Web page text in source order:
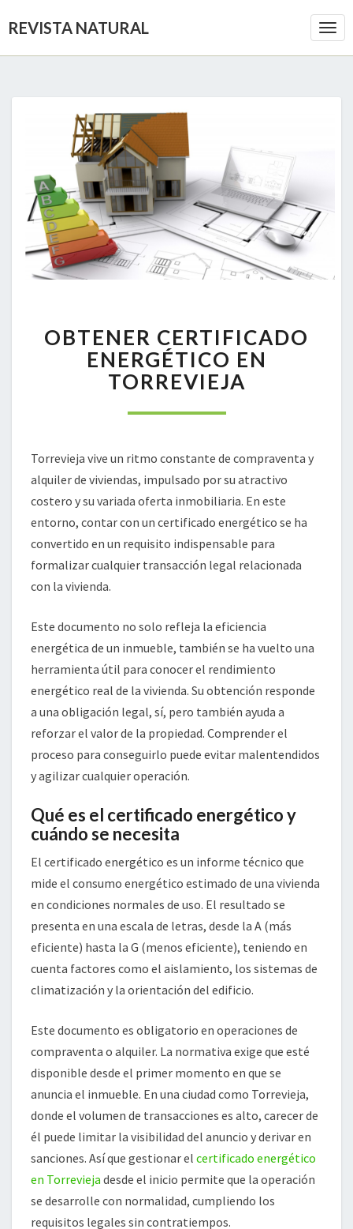
REVISTA NATURAL
CERTIFICADO
ENERGÉTICO
EN
TORREVIEJA
OBTENER CERTIFICADO
ENERGÉTICO EN
TORREVIEJA
Torrevieja vive un ritmo constante de compraventa y
alquiler de viviendas, impulsado por su atractivo
costero y su variada oferta inmobiliaria. En este
entorno, contar con un certificado energético se ha
convertido en un requisito indispensable para
formalizar cualquier transacción legal relacionada
con la vivienda.
Este documento no solo refleja la eficiencia
energética de un inmueble, también se ha vuelto una
herramienta útil para conocer el rendimiento
energético real de la vivienda. Su obtención responde
a una obligación legal, sí, pero también ayuda a
reforzar el valor de la propiedad. Comprender el
proceso para conseguirlo puede evitar malentendidos
y agilizar cualquier operación.
Qué es el certificado energético y
cuándo se necesita
El certificado energético es un informe técnico que
mide el consumo energético estimado de una vivienda
en condiciones normales de uso. El resultado se
presenta en una escala de letras, desde la A (más
eficiente) hasta la G (menos eficiente), teniendo en
cuenta factores como el aislamiento, los sistemas de
climatización y la orientación del edificio.
Este documento es obligatorio en operaciones de
compraventa o alquiler. La normativa exige que esté
disponible desde el primer momento en que se
anuncia el inmueble. En una ciudad como Torrevieja,
donde el volumen de transacciones es alto, carecer de
él puede limitar la visibilidad del anuncio y derivar en
sanciones. Así que gestionar el certificado energético
en Torrevieja desde el inicio permite que la operación
se desarrolle con normalidad, cumpliendo los
requisitos legales sin contratiempos.